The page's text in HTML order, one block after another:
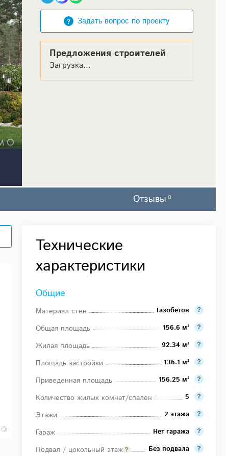
Задать вопрос по проекту
Предложения строителей
Загрузка...
Отзывы 0
Технические
характеристики
Общие
Материал стен Газобетон
Общая площадь 156.6 м²
Жилая площадь 92.34 м²
Площадь застройки 136.1 м²
Приведенная площадь 156.25 м²
Количество жилых комнат/спален 5
Этажи 2 этажа
Гараж Нет гаража
Подвал / цокольный этаж Без подвала